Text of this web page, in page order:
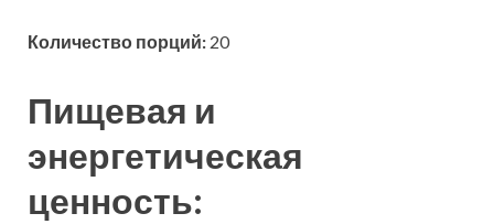
Количество порций: 20
Пищевая и
энергетическая
ценность: